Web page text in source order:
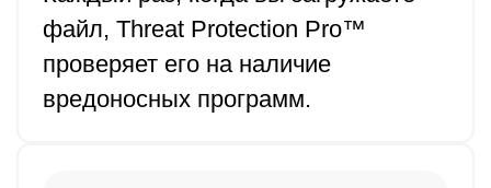
файл, Threat Protection Pro™
проверяет его на наличие
вредоносных программ.